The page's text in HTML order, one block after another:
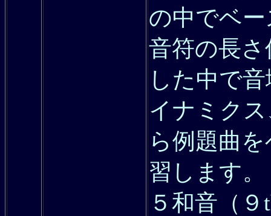
の中でベ
音符の長
した中で
イナミク
ら例題曲
習します。
５和音（